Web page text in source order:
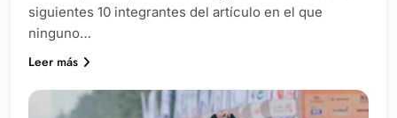
siguientes 10 integrantes del artículo en el que
ninguno…
Leer más